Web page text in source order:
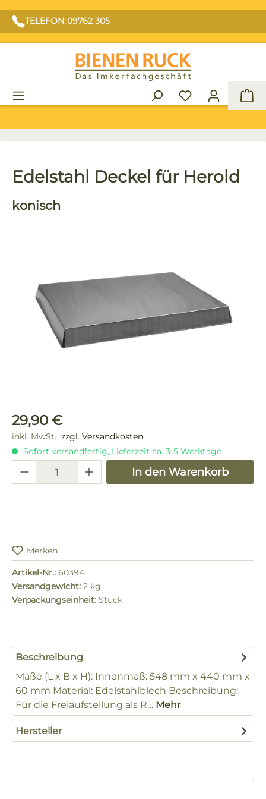
TELEFON: 09762 305
Edelstahl Deckel für Herold
konisch
Regulärer Preis:
29,90 €
inkl. MwSt. zzgl. Versandkosten
Sofort versandfertig, Lieferzeit ca. 3-5 Werktage
Produkt Anzahl: Gib denIn den Warenkorb
Merken
Artikel-Nr.: 60394
Versandgewicht: 2 kg
Verpackungseinheit: Stück
Beschreibung
Maße (L x B x H): Innenmaß: 548 mm x 440 mm x
60 mm Material: Edelstahlblech Beschreibung:
Für die Freiaufstellung als R… Mehr
Hersteller